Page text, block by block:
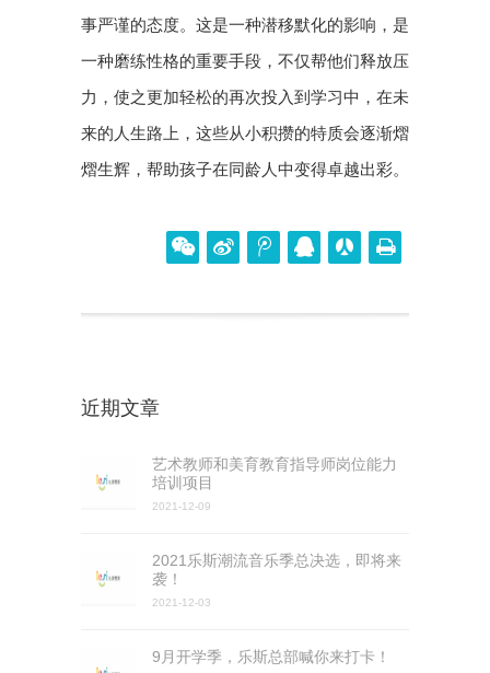
事严谨的态度。这是一种潜移默化的影响，是
一种磨练性格的重要手段，不仅帮他们释放压
力，使之更加轻松的再次投入到学习中，在未
来的人生路上，这些从小积攒的特质会逐渐熠
熠生辉，帮助孩子在同龄人中变得卓越出彩。
近期文章
艺术教师和美育教育指导师岗位能力
培训项目
2021-12-09
2021乐斯潮流音乐季总决选，即将来
袭！
2021-12-03
9月开学季，乐斯总部喊你来打卡！